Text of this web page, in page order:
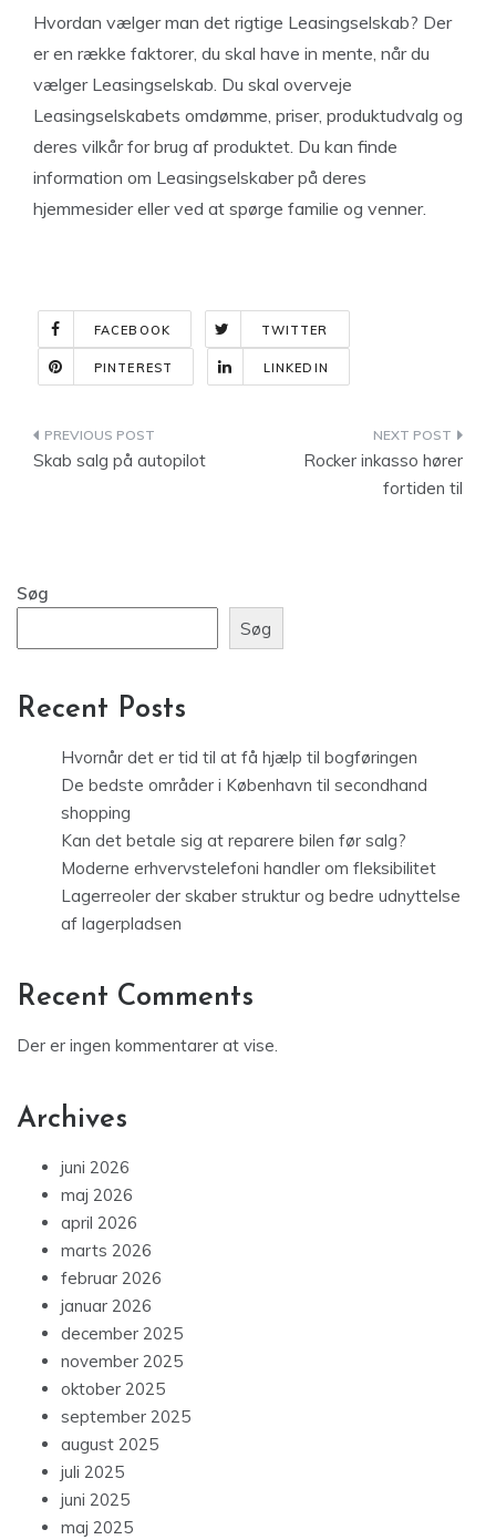
Hvordan vælger man det rigtige Leasingselskab? Der
er en række faktorer, du skal have in mente, når du
vælger Leasingselskab. Du skal overveje
Leasingselskabets omdømme, priser, produktudvalg og
deres vilkår for brug af produktet. Du kan finde
information om Leasingselskaber på deres
hjemmesider eller ved at spørge familie og venner.
FACEBOOK TWITTER
PINTEREST LINKEDIN
Indlægsnavigation
Skab salg på autopilot
Rocker inkasso hører
fortiden til
Søg
Søg
Recent Posts
Hvornår det er tid til at få hjælp til bogføringen
De bedste områder i København til secondhand
shopping
Kan det betale sig at reparere bilen før salg?
Moderne erhvervstelefoni handler om fleksibilitet
Lagerreoler der skaber struktur og bedre udnyttelse
af lagerpladsen
Recent Comments
Der er ingen kommentarer at vise.
Archives
juni 2026
maj 2026
april 2026
marts 2026
februar 2026
januar 2026
december 2025
november 2025
oktober 2025
september 2025
august 2025
juli 2025
juni 2025
maj 2025